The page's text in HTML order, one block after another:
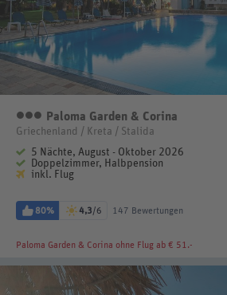
3 Sterne
Paloma Garden & Corina
Griechenland / Kreta / Stalida
5 Nächte, August - Oktober 2026
Doppelzimmer, Halbpension
inkl. Flug
80% 4,3/6 147 Bewertungen
Paloma Garden & Corina ohne Flug ab € 51.-